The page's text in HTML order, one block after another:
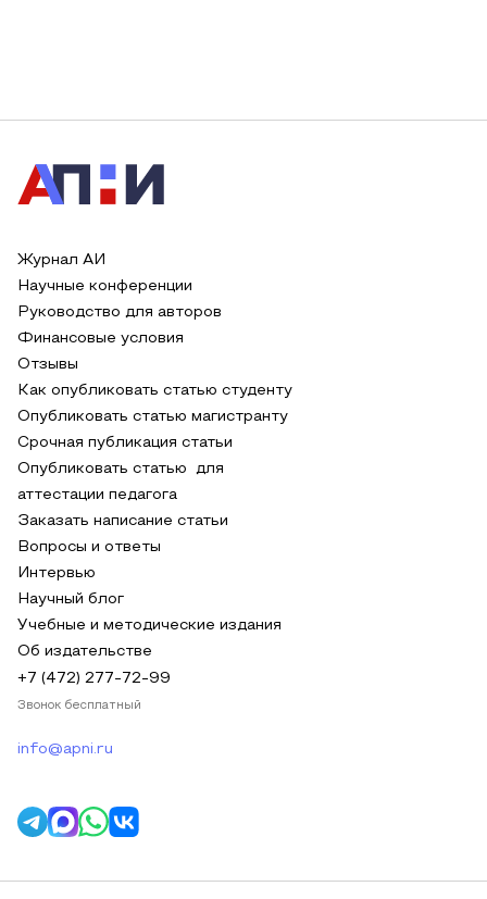
Журнал АИ
Научные конференции
Руководство для авторов
Финансовые условия
Отзывы
Как опубликовать статью студенту
Опубликовать статью магистранту
Срочная публикация статьи
Опубликовать статью для
аттестации педагога
Заказать написание статьи
Вопросы и ответы
Интервью
Научный блог
Учебные и методические издания
Об издательстве
+7 (472) 277-72-99
Звонок бесплатный
info@apni.ru